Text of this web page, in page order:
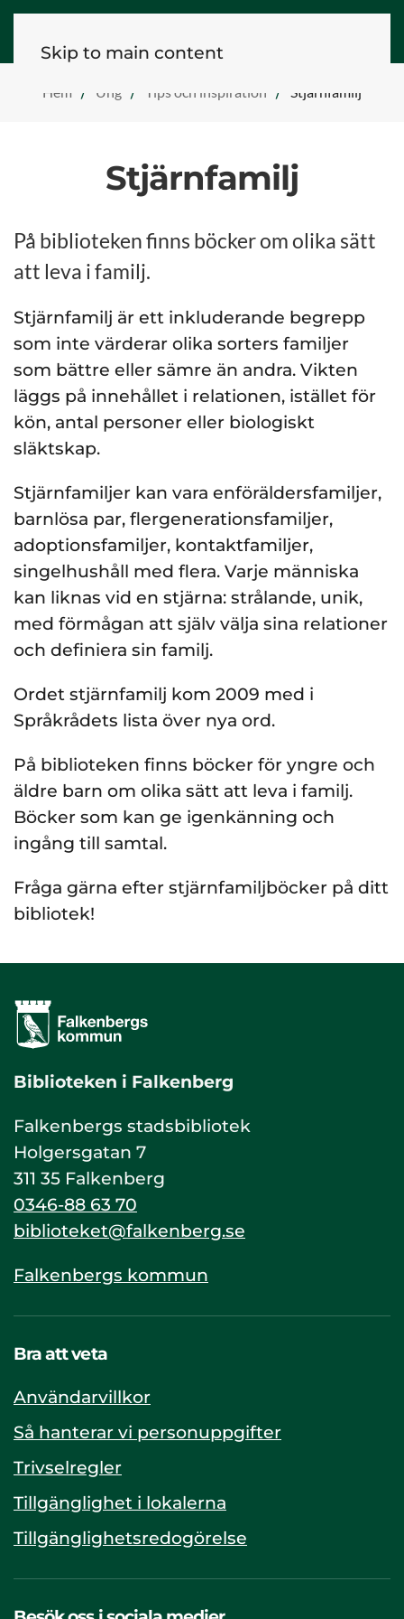
Skip to main content
Hem Ung Tips och inspiration Stjärnfamilj
Stjärnfamilj
På biblioteken finns böcker om olika sätt
att leva i familj.
Stjärnfamilj är ett inkluderande begrepp
som inte värderar olika sorters familjer
som bättre eller sämre än andra. Vikten
läggs på innehållet i relationen, istället för
kön, antal personer eller biologiskt
släktskap.
Stjärnfamiljer kan vara enföräldersfamiljer,
barnlösa par, flergenerationsfamiljer,
adoptionsfamiljer, kontaktfamiljer,
singelhushåll med flera. Varje människa
kan liknas vid en stjärna: strålande, unik,
med förmågan att själv välja sina relationer
och definiera sin familj.
Ordet stjärnfamilj kom 2009 med i
Språkrådets lista över nya ord.
På biblioteken finns böcker för yngre och
äldre barn om olika sätt att leva i familj.
Böcker som kan ge igenkänning och
ingång till samtal.
Fråga gärna efter stjärnfamiljböcker på ditt
bibliotek!
Biblioteken i Falkenberg
Falkenbergs stadsbibliotek
Holgersgatan 7
311 35 Falkenberg
0346-88 63 70
biblioteket@falkenberg.se
Falkenbergs kommun
Bra att veta
Användarvillkor
Så hanterar vi personuppgifter
Trivselregler
Tillgänglighet i lokalerna
Tillgänglighetsredogörelse